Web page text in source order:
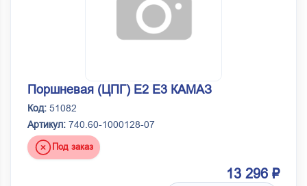
Поршневая (ЦПГ) Е2 Е3 КАМАЗ
Код: 51082
Артикул: 740.60-1000128-07
Под заказ
13 296 ₽